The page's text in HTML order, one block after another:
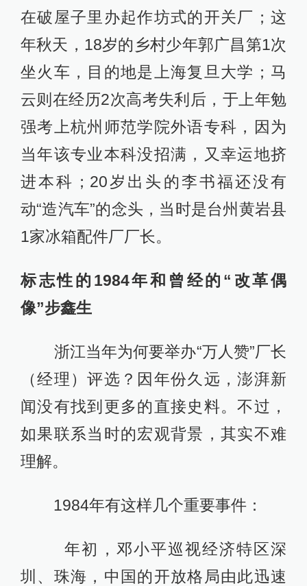
在破屋子里办起作坊式的开关厂；这
年秋天，18岁的乡村少年郭广昌第1次
坐火车，目的地是上海复旦大学；马
云则在经历2次高考失利后，于上年勉
强考上杭州师范学院外语专科，因为
当年该专业本科没招满，又幸运地挤
进本科；20岁出头的李书福还没有
动“造汽车”的念头，当时是台州黄岩县
1家冰箱配件厂厂长。
标志性的1984年和曾经的“改革偶
像”步鑫生
浙江当年为何要举办“万人赞”厂长
（经理）评选？因年份久远，澎湃新
闻没有找到更多的直接史料。不过，
如果联系当时的宏观背景，其实不难
理解。
1984年有这样几个重要事件：
年初，邓小平巡视经济特区深
圳、珠海，中国的开放格局由此迅速